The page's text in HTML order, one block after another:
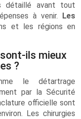
détaillé avant tout
à venir.
Les
et les régions en
ils mieux
?
le détartrage
par la Sécurité
officielle sont
Les chirurgies